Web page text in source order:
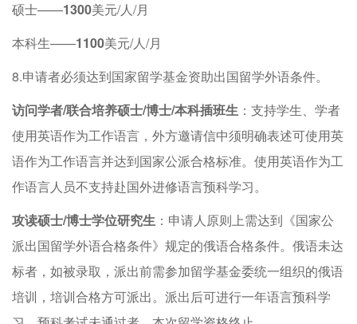
硕士——1300美元/人/月
本科生——1100美元/人/月
8.申请者必须达到国家留学基金资助出国留学外语条件。
访问学者/联合培养硕士/博士/本科插班生 ：支持学生、学者
使用英语作为工作语言，外方邀请信中须明确表述可使用英
语作为工作语言并达到国家公派合格标准。使用英语作为工
作语言人员不支持赴国外进修语言预科学习。
攻读硕士/博士学位研究生 ：申请人原则上需达到《国家公
派出国留学外语合格条件》规定的俄语合格条件。俄语未达
标者，如被录取，派出前需参加留学基金委统一组织的俄语
培训，培训合格方可派出。派出后可进行一年语言预科学